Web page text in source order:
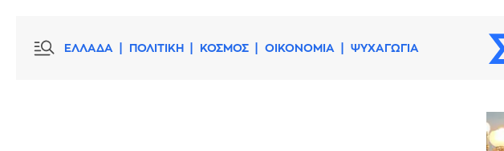
ΕΛΛΑΔΑ ΠΟΛΙΤΙΚΗ ΚΟΣΜΟΣ ΟΙΚΟΝΟΜΙΑ ΨΥΧΑΓΩΓΙΑ